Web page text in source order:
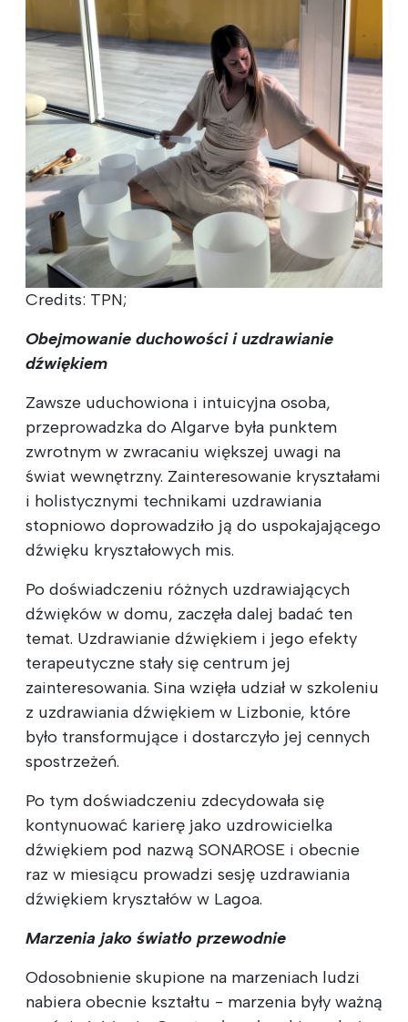
Credits: TPN;
Obejmowanie duchowości i uzdrawianie
dźwiękiem
Zawsze uduchowiona i intuicyjna osoba,
przeprowadzka do Algarve była punktem
zwrotnym w zwracaniu większej uwagi na
świat wewnętrzny. Zainteresowanie kryształami
i holistycznymi technikami uzdrawiania
stopniowo doprowadziło ją do uspokajającego
dźwięku kryształowych mis.
Po doświadczeniu różnych uzdrawiających
dźwięków w domu, zaczęła dalej badać ten
temat. Uzdrawianie dźwiękiem i jego efekty
terapeutyczne stały się centrum jej
zainteresowania. Sina wzięła udział w szkoleniu
z uzdrawiania dźwiękiem w Lizbonie, które
było transformujące i dostarczyło jej cennych
spostrzeżeń.
Po tym doświadczeniu zdecydowała się
kontynuować karierę jako uzdrowicielka
dźwiękiem pod nazwą SONAROSE i obecnie
raz w miesiącu prowadzi sesję uzdrawiania
dźwiękiem kryształów w Lagoa.
Marzenia jako światło przewodnie
Odosobnienie skupione na marzeniach ludzi
nabiera obecnie kształtu - marzenia były ważną